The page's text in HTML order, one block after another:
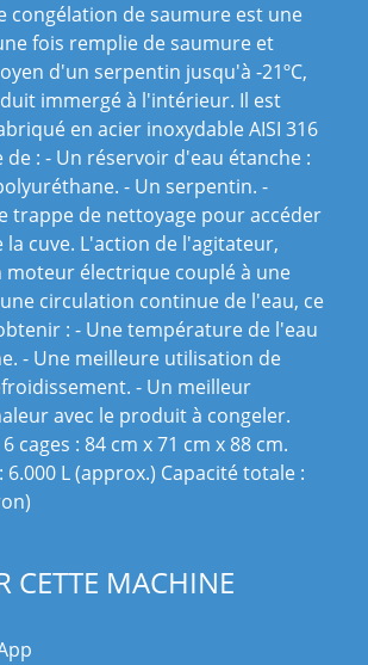
congélation de saumure est une
fois remplie de saumure et
d'un serpentin jusqu'à -21ºC,
immergé à l'intérieur. Il est
en acier inoxydable AISI 316
de : - Un réservoir d'eau étanche :
- Un serpentin. -
trappe de nettoyage pour accéder
cuve. L'action de l'agitateur,
électrique couplé à une
circulation continue de l'eau, ce
: - Une température de l'eau
- Une meilleure utilisation de
- Un meilleur
avec le produit à congeler.
cages : 84 cm x 71 cm x 88 cm.
6.000 L (approx.) Capacité totale :
CETTE MACHINE